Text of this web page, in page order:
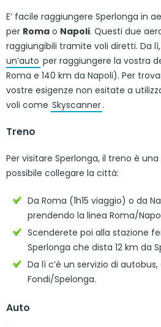
E’ facile raggiungere Sperlonga in
per Roma o Napoli. Questi due
raggiungibili tramite voli diretti. Da
un’auto per raggiungere la vostra
Roma e 140 km da Napoli). Per
vostre esigenze non esitate a
voli come Skyscanner.
Treno
Per visitare Sperlonga, il treno è
possibile collegare la città:
Da Roma (1h15 viaggio) o da
prendendo la linea Roma/
Scenderete poi alla stazione
Sperlonga che dista 12 km da
Da lì c’è un servizio di
Fondi/Spelonga.
Auto